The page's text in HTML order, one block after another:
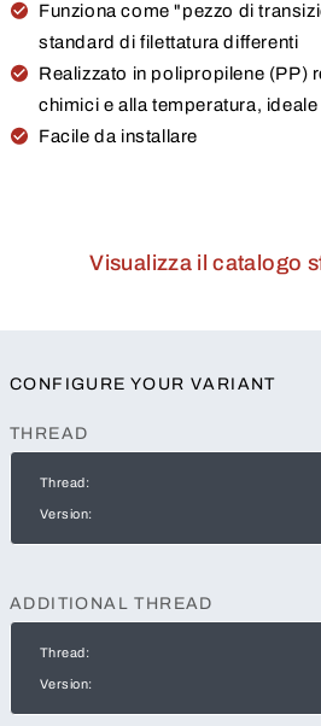
Funziona come "pezzo di
standard di filettatura differenti
Realizzato in polipropilene (PP)
chimici e alla temperatura,
Facile da installare
Visualizza il catalogo
CONFIGURE YOUR VARIANT
THREAD
Thread:
Version:
ADDITIONAL THREAD
Thread:
Version: